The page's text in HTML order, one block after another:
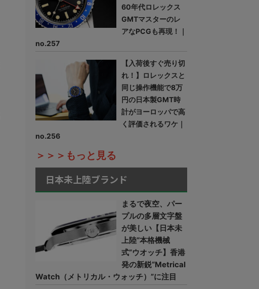
60年代ロレックス
GMTマスターのレ
アなPCGも再現！｜
no.257
【入荷後すぐ売り切
れ！】ロレックスと
同じ操作機能で8万
円の日本製GMT時
計がヨーロッパで高
く評価されるワケ｜
no.256
＞＞＞もっと見る
日本未上陸ブランド
まるで夜空、パー
プルの多層文字盤
が美しい【日本未
上陸“本格機械
式”ウオッチ】香港
発の新鋭“Metrical
Watch（メトリカル・ウォッチ）”に注目